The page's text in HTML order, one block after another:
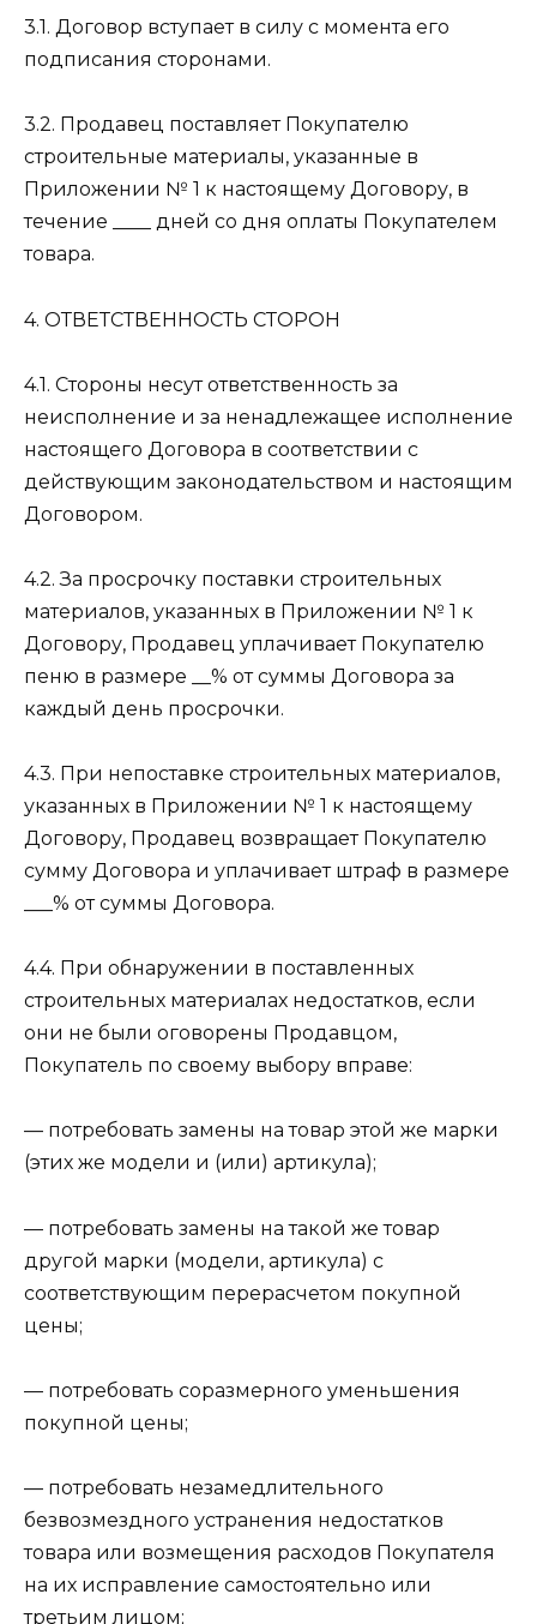
3.1. Договор вступает в силу с момента его
подписания сторонами.
3.2. Продавец поставляет Покупателю
строительные материалы, указанные в
Приложении № 1 к настоящему Договору, в
течение ____ дней со дня оплаты Покупателем
товара.
4. ОТВЕТСТВЕННОСТЬ СТОРОН
4.1. Стороны несут ответственность за
неисполнение и за ненадлежащее исполнение
настоящего Договора в соответствии с
действующим законодательством и настоящим
Договором.
4.2. За просрочку поставки строительных
материалов, указанных в Приложении № 1 к
Договору, Продавец уплачивает Покупателю
пеню в размере __% от суммы Договора за
каждый день просрочки.
4.3. При непоставке строительных материалов,
указанных в Приложении № 1 к настоящему
Договору, Продавец возвращает Покупателю
сумму Договора и уплачивает штраф в размере
___% от суммы Договора.
4.4. При обнаружении в поставленных
строительных материалах недостатков, если
они не были оговорены Продавцом,
Покупатель по своему выбору вправе:
— потребовать замены на товар этой же марки
(этих же модели и (или) артикула);
— потребовать замены на такой же товар
другой марки (модели, артикула) с
соответствующим перерасчетом покупной
цены;
— потребовать соразмерного уменьшения
покупной цены;
— потребовать незамедлительного
безвозмездного устранения недостатков
товара или возмещения расходов Покупателя
на их исправление самостоятельно или
третьим лицом;